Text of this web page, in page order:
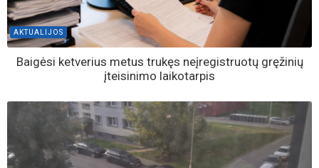
AKTUALIJOS
Baigėsi ketverius metus trukęs neįregistruotų gręžinių
įteisinimo laikotarpis